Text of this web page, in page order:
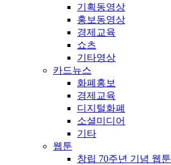
기획동영상
홍보동영상
경제교육
쇼츠
기타영상
카드뉴스
화폐홍보
경제교육
디지털화폐
소셜미디어
기타
웹툰
창립 70주년 기념 웹툰